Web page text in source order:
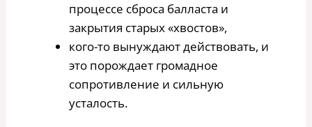
процессе сброса балласта и
закрытия старых «хвостов»,
кого-то вынуждают действовать, и
это порождает громадное
сопротивление и сильную
усталость.